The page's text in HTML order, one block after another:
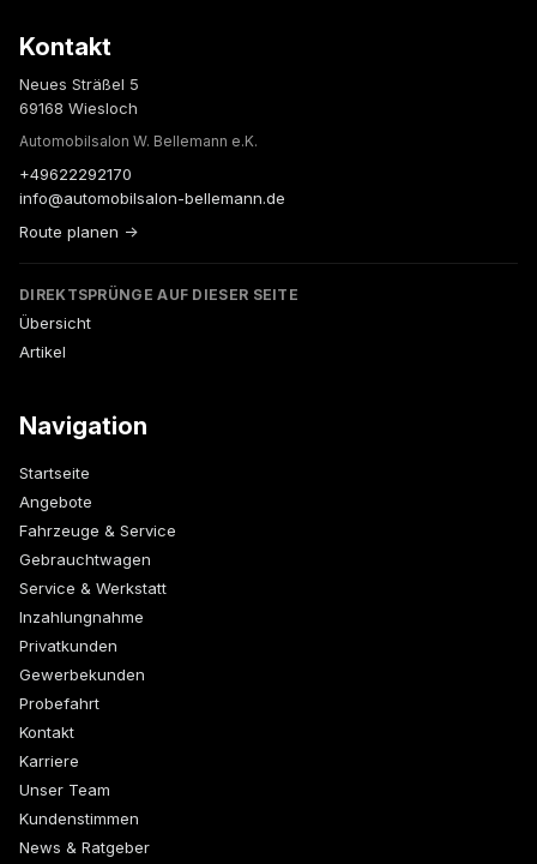
Kontakt
Neues Sträßel 5
69168 Wiesloch
Automobilsalon W. Bellemann e.K.
+49622292170
info@automobilsalon-bellemann.de
Route planen →
DIREKTSPRÜNGE AUF DIESER SEITE
Übersicht
Artikel
Navigation
Startseite
Angebote
Fahrzeuge & Service
Gebrauchtwagen
Service & Werkstatt
Inzahlungnahme
Privatkunden
Gewerbekunden
Probefahrt
Kontakt
Karriere
Unser Team
Kundenstimmen
News & Ratgeber